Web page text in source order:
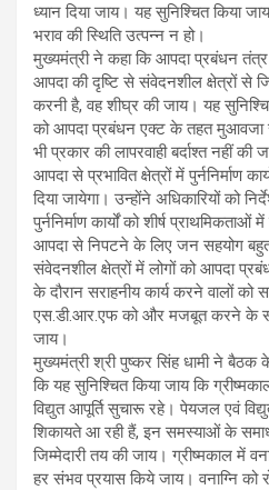
ध्यान दिया जाय। यह सुनिश्चित किया
भराव की स्थिति उत्पन्न न हो।
मुख्यमंत्री ने कहा कि आपदा प्रबंधन
आपदा की दृष्टि से संवेदनशील क्षेत्रों से
करनी है, वह शीघ्र की जाय। यह
को आपदा प्रबंधन एक्ट के तहत मुआवजा
भी प्रकार की लापरवाही बर्दाश्त नहीं
आपदा से प्रभावित क्षेत्रों में पुर्ननिर्माण
दिया जायेगा। उन्होंने अधिकारियों को
पुर्ननिर्माण कार्यों को शीर्ष
आपदा से निपटने के लिए जन सहयोग
संवेदनशील क्षेत्रों में लोगों को आपदा
के दौरान सराहनीय कार्य करने वालों को
एस.डी.आर.एफ को और मजबूत करने के
जाय।
मुख्यमंत्री श्री पुष्कर सिंह धामी ने बैठक के
कि यह सुनिश्चित किया जाय कि
विद्युत आपूर्ति सुचारू रहे। पेयजल एवं
शिकायते आ रही हैं, इन समस्याओं के
जिम्मेदारी तय की जाय। ग्रीष्मकाल में
हर संभव प्रयास किये जाय। वनाग्नि